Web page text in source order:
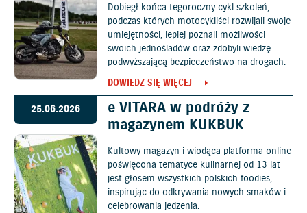
Dobiegł końca tegoroczny cykl szkoleń,
podczas których motocykliści rozwijali swoje
umiejętności, lepiej poznali możliwości
swoich jednośladów oraz zdobyli wiedzę
podwyższającą bezpieczeństwo na drogach.
DOWIEDZ SIĘ WIĘCEJ
25.06.2026
e VITARA w podróży z
magazynem KUKBUK
Kultowy magazyn i wiodąca platforma online
poświęcona tematyce kulinarnej od 13 lat
jest głosem wszystkich polskich foodies,
inspirując do odkrywania nowych smaków i
celebrowania jedzenia.